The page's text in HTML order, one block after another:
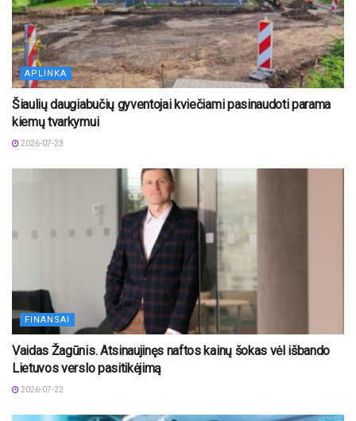
APLINKA
Šiaulių daugiabučių gyventojai kviečiami pasinaudoti parama
kiemų tvarkymui
2026-07-23
FINANSAI
Vaidas Žagūnis. Atsinaujinęs naftos kainų šokas vėl išbando
Lietuvos verslo pasitikėjimą
2026-07-22